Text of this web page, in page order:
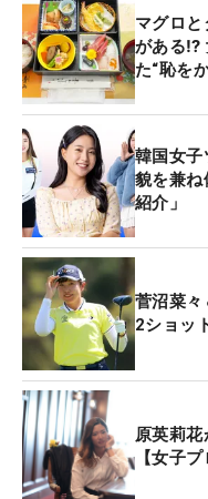
マグロと
がある⁉
た“恥を
韓国女子
貌を兼
紹介」
菅沼菜々
2ショッ
原英莉花
【女子プ